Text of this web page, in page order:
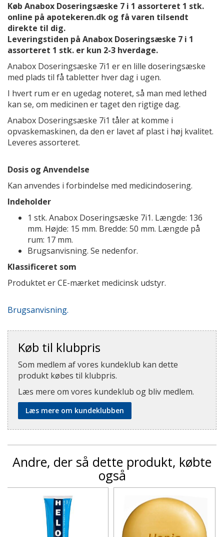
Køb Anabox Doseringsæske 7 i 1 assorteret 1 stk.
online på apotekeren.dk og få varen tilsendt
direkte til dig.
Leveringstiden på Anabox Doseringsæske 7 i 1
assorteret 1 stk. er kun 2-3 hverdage.
Anabox Doseringsæske 7i1 er en lille doseringsæske
med plads til få tabletter hver dag i ugen.
I hvert rum er en ugedag noteret, så man med lethed
kan se, om medicinen er taget den rigtige dag.
Anabox Doseringsæske 7i1 tåler at komme i
opvaskemaskinen, da den er lavet af plast i høj kvalitet.
Leveres assorteret.
Dosis og Anvendelse
Kan anvendes i forbindelse med medicindosering.
Indeholder
1 stk. Anabox Doseringsæske 7i1. Længde: 136
mm. Højde: 15 mm. Bredde: 50 mm. Længde på
rum: 17 mm.
Brugsanvisning. Se nedenfor.
Klassificeret som
Produktet er CE-mærket medicinsk udstyr.
Brugsanvisning.
Køb til klubpris
Som medlem af vores kundeklub kan dette
produkt købes til klubpris.
Læs mere om vores kundeklub og bliv medlem.
Læs mere om kundeklubben
Andre, der så dette produkt, købte
også